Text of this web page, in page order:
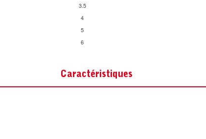
3.5
4
5
6
Caractéristiques